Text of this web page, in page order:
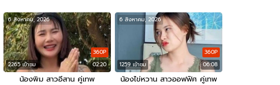
2265 เข้าชม 02:20
360P
6 สิงหาคม, 2026
น้องพิม สาวอีสาน คู่เทพ
1259 เข้าชม 06:08
360P
6 สิงหาคม, 2026
น้องไข่หวาน สาวออฟฟิศ คู่เทพ